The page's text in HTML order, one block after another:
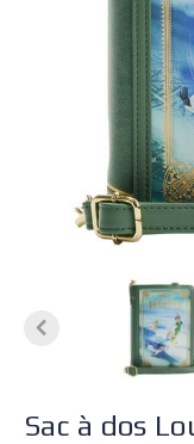
Sac à dos